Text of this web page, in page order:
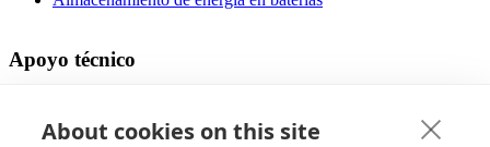
Apoyo técnico
Diseña tu calefacción por suelo radiante
Instrucciones de uso
About cookies on this site